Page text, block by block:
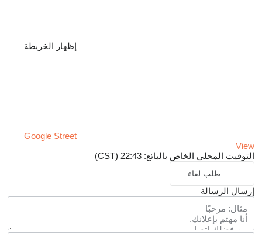
إظهار الخريطة
Google Street
View
التوقيت المحلي الخاص بالبائع: 22:43 (CST)
طلب لقاء
إرسال الرسالة